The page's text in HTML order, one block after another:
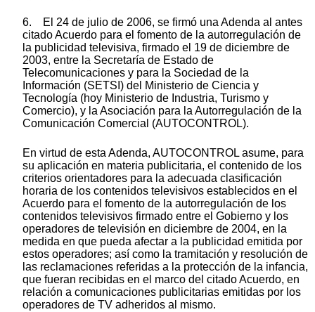
6. El 24 de julio de 2006, se firmó una Adenda al antes
citado Acuerdo para el fomento de la autorregulación de
la publicidad televisiva, firmado el 19 de diciembre de
2003, entre la Secretaría de Estado de
Telecomunicaciones y para la Sociedad de la
Información (SETSI) del Ministerio de Ciencia y
Tecnología (hoy Ministerio de Industria, Turismo y
Comercio), y la Asociación para la Autorregulación de la
Comunicación Comercial (AUTOCONTROL).
En virtud de esta Adenda, AUTOCONTROL asume, para
su aplicación en materia publicitaria, el contenido de los
criterios orientadores para la adecuada clasificación
horaria de los contenidos televisivos establecidos en el
Acuerdo para el fomento de la autorregulación de los
contenidos televisivos firmado entre el Gobierno y los
operadores de televisión en diciembre de 2004, en la
medida en que pueda afectar a la publicidad emitida por
estos operadores; así como la tramitación y resolución de
las reclamaciones referidas a la protección de la infancia,
que fueran recibidas en el marco del citado Acuerdo, en
relación a comunicaciones publicitarias emitidas por los
operadores de TV adheridos al mismo.